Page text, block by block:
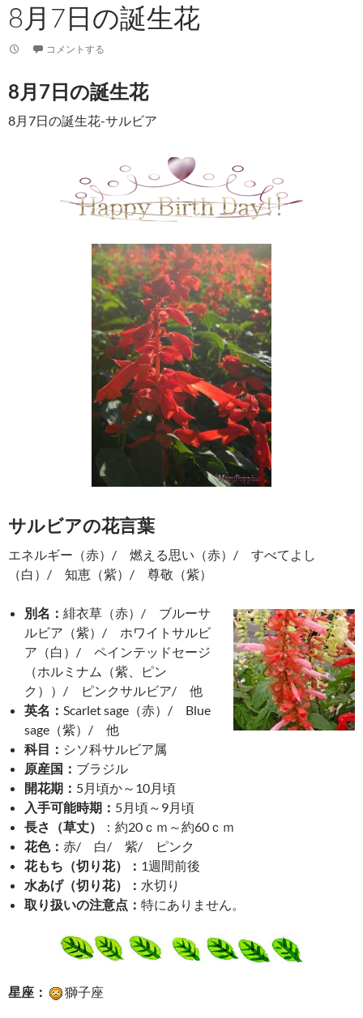
8月7日の誕生花
コメントする
8月7日の誕生花
8月7日の誕生花-サルビア
サルビアの花言葉
エネルギー（赤）/ 燃える思い（赤）/ すべてよし
（白）/ 知恵（紫）/ 尊敬（紫）
別名： 緋衣草（赤）/ ブルーサ
ルビア（紫）/ ホワイトサルビ
ア（白）/ ペインテッドセージ
（ホルミナム（紫、ピン
ク））/ ピンクサルビア/ 他
英名： Scarlet sage（赤）/ Blue
sage（紫）/ 他
科目： シソ科サルビア属
原産国： ブラジル
開花期： 5月頃か～10月頃
入手可能時期： 5月頃～9月頃
長さ（草丈）
：約20ｃｍ～約60ｃｍ
花色： 赤/ 白/ 紫/ ピンク
花もち（切り花）： 1週間前後
水あげ（切り花）： 水切り
取り扱いの注意点： 特にありません。
星座： 獅子座